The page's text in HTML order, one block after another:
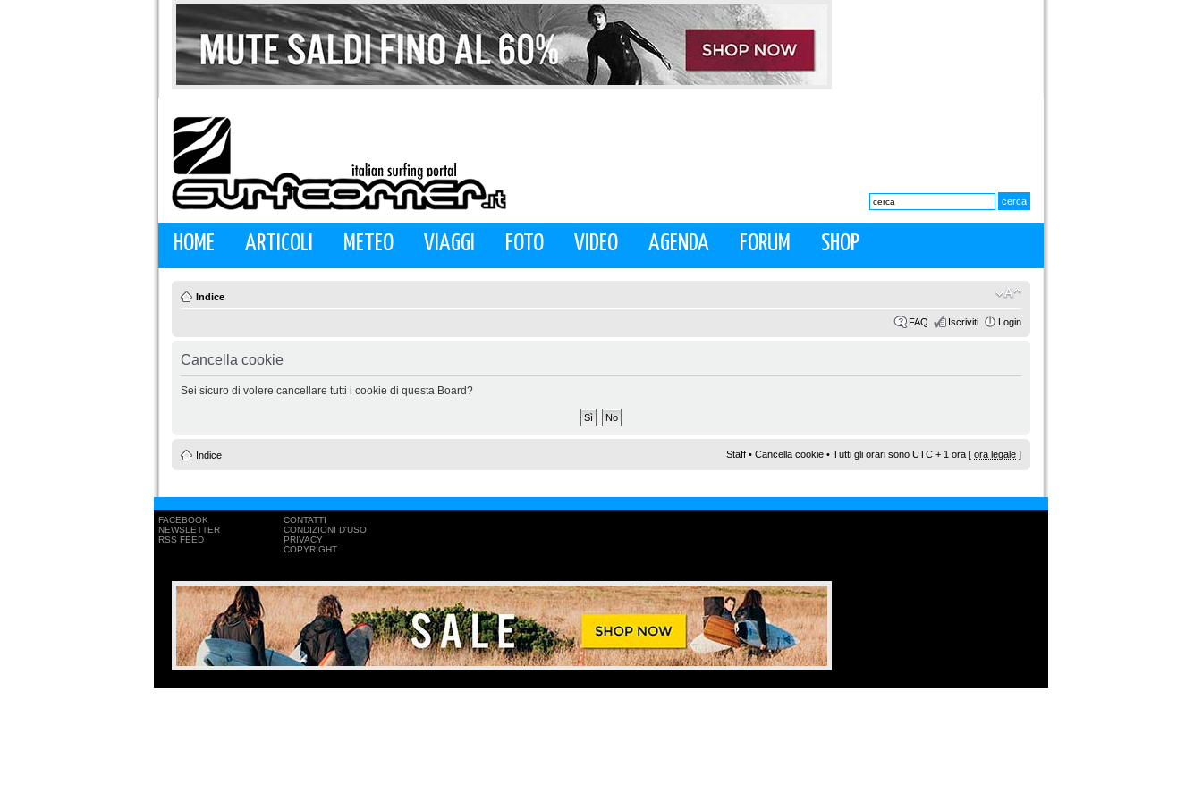
HOME ARTICOLI METEO VIAGGI FOTO VIDEO AGENDA FORUM SHOP
Indice
FAQ Iscriviti Login
Cancella cookie
Sei sicuro di volere cancellare tutti i cookie di questa Board?
Indice Staff • Cancella cookie • Tutti gli orari sono UTC + 1 ora [ ora legale ]
FACEBOOK
NEWSLETTER
RSS FEED
CONTATTI
CONDIZIONI D'USO
PRIVACY
COPYRIGHT